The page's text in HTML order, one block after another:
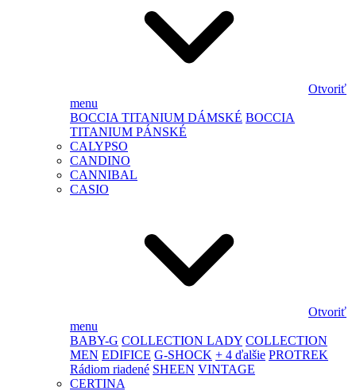
Otvoriť
menu
BOCCIA TITANIUM DÁMSKÉ BOCCIA
TITANIUM PÁNSKÉ
CALYPSO
CANDINO
CANNIBAL
CASIO
Otvoriť
menu
BABY-G COLLECTION LADY COLLECTION
MEN EDIFICE G-SHOCK + 4 ďalšie PROTREK
Rádiom riadené SHEEN VINTAGE
CERTINA